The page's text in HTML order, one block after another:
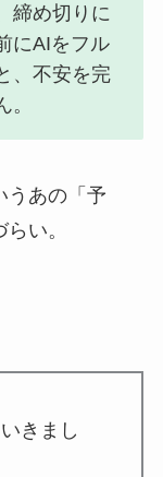
締め切りに
にAIをフル
、不安を完
うあの「予
い。
きまし